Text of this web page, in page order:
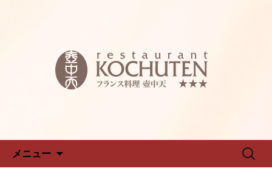
理 壺中天～こちゅうてん～」
のブログ
メニュー
検